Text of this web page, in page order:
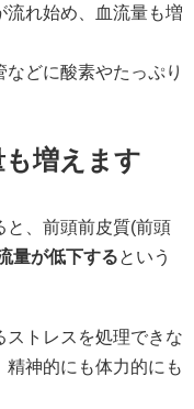
れ始め、血流量も増
どに酸素やたっぷり
増えます
と、前頭前皮質(前頭
量が低下するという
ストレスを処理できな
精神的にも体力的にも